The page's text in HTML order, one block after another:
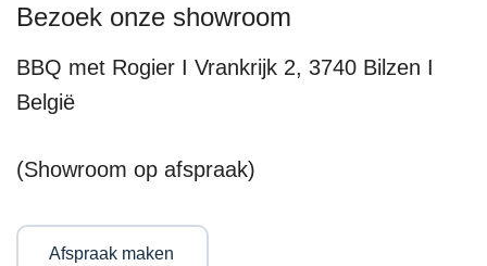
Bezoek onze showroom
BBQ met Rogier I Vrankrijk 2, 3740 Bilzen I
België
(Showroom op afspraak)
Afspraak maken